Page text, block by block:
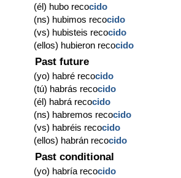
(él) hubo recocido
(ns) hubimos recocido
(vs) hubisteis recocido
(ellos) hubieron recocido
Past future
(yo) habré recocido
(tú) habrás recocido
(él) habrá recocido
(ns) habremos recocido
(vs) habréis recocido
(ellos) habrán recocido
Past conditional
(yo) habría recocido